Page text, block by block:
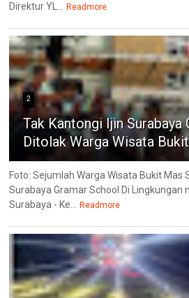
Direktur YL... Readmore
2
Tak Kantongi Ijin Surabaya
Ditolak Warga Wisata
Foto: Sejumlah Warga Wisata Bukit Mas
Surabaya Gramar School Di Lingkungan
Surabaya - Ke... Readmore